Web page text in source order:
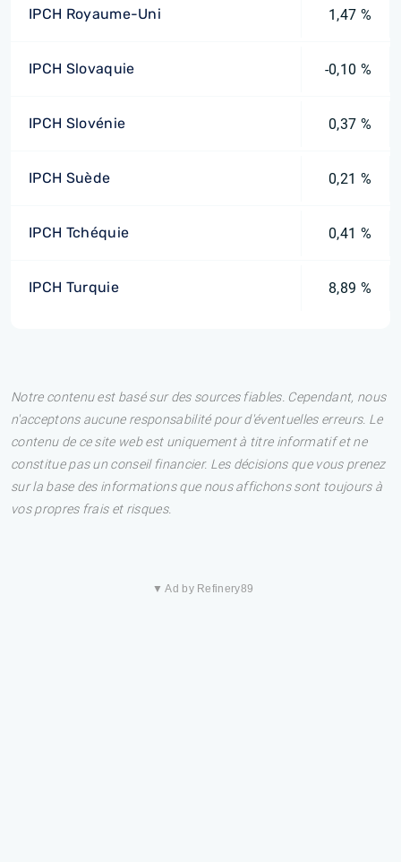
IPCH Royaume-Uni 1,47 %
IPCH Slovaquie -0,10 %
IPCH Slovénie 0,37 %
IPCH Suède 0,21 %
IPCH Tchéquie 0,41 %
IPCH Turquie 8,89 %
Notre contenu est basé sur des sources fiables. Cependant, nous
n'acceptons aucune responsabilité pour d'éventuelles erreurs. Le
contenu de ce site web est uniquement à titre informatif et ne
constitue pas un conseil financier. Les décisions que vous prenez
sur la base des informations que nous affichons sont toujours à
vos propres frais et risques.
▼ Ad by Refinery89